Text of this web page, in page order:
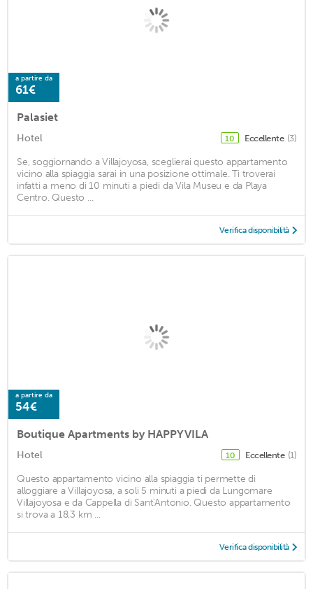
a partire da
61€
Palasiet
Hotel 10 Eccellente (3)
Se, soggiornando a Villajoyosa, sceglierai questo appartamento
vicino alla spiaggia sarai in una posizione ottimale. Ti troverai
infatti a meno di 10 minuti a piedi da Vila Museu e da Playa
Centro. Questo ...
Verifica disponibilità
a partire da
54€
Boutique Apartments by HAPPYVILA
Hotel 10 Eccellente (1)
Questo appartamento vicino alla spiaggia ti permette di
alloggiare a Villajoyosa, a soli 5 minuti a piedi da Lungomare
Villajoyosa e da Cappella di Sant'Antonio. Questo appartamento
si trova a 18,3 km ...
Verifica disponibilità